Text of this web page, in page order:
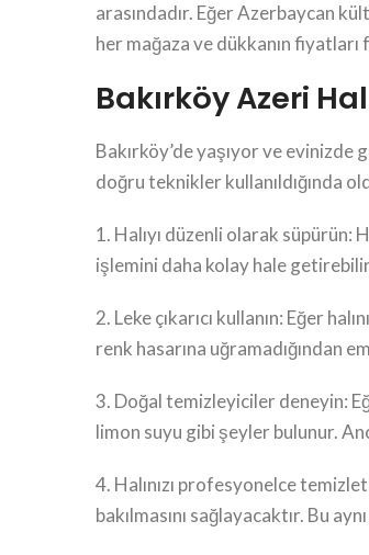
arasındadır. Eğer Azerbaycan
her mağaza ve dükkanın fiyatları
Bakırköy Azeri
Bakırköy’de yaşıyor ve evinizde
doğru teknikler kullanıldığında
1. Halıyı düzenli olarak
işlemini daha kolay hale
2. Leke çıkarıcı kullanın: Eğer
renk hasarına uğramadığından
3. Doğal temizleyiciler deneyin:
limon suyu gibi şeyler bulunur.
4. Halınızı profesyonelce
bakılmasını sağlayacaktır. Bu